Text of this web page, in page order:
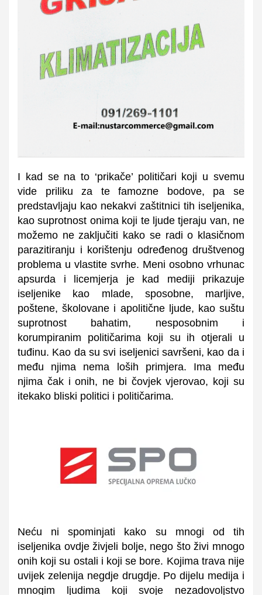
I kad se na to ‘prikače’ političari koji u svemu
vide priliku za te famozne bodove, pa se
predstavljaju kao nekakvi zaštitnici tih iseljenika,
kao suprotnost onima koji te ljude tjeraju van, ne
možemo ne zaključiti kako se radi o klasičnom
parazitiranju i korištenju određenog društvenog
problema u vlastite svrhe. Meni osobno vrhunac
apsurda i licemjerja je kad mediji prikazuje
iseljenike kao mlade, sposobne, marljive,
poštene, školovane i apolitične ljude, kao suštu
suprotnost bahatim, nesposobnim i
korumpiranim političarima koji su ih otjerali u
tuđinu. Kao da su svi iseljenici savršeni, kao da i
među njima nema loših primjera. Ima među
njima čak i onih, ne bi čovjek vjerovao, koji su
itekako bliski politici i političarima.
Neću ni spominjati kako su mnogi od tih
iseljenika ovdje živjeli bolje, nego što živi mnogo
onih koji su ostali i koji se bore. Kojima trava nije
uvijek zelenija negdje drugdje. Po dijelu medija i
mnogim ljudima koji svoje nezadovoljstvo